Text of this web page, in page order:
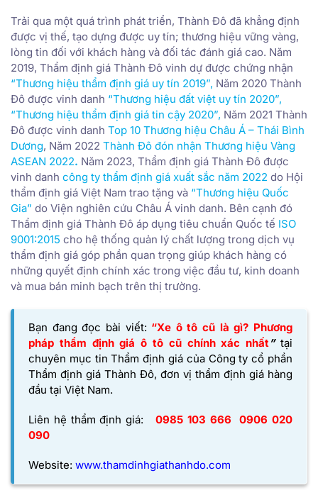
Trải qua một quá trình phát triển, Thành Đô đã khẳng định
được vị thế, tạo dựng được uy tín; thương hiệu vững vàng,
lòng tin đối với khách hàng và đối tác đánh giá cao. Năm
2019, Thẩm định giá Thành Đô vinh dự được chứng nhận
“Thương hiệu thẩm định giá uy tín 2019”, Năm 2020 Thành
Đô được vinh danh “Thương hiệu đất việt uy tín 2020”,
“Thương hiệu thẩm định giá tin cậy 2020”, Năm 2021 Thành
Đô được vinh danh Top 10 Thương hiệu Châu Á – Thái Bình
Dương, Năm 2022 Thành Đô đón nhận Thương hiệu Vàng
ASEAN 2022. Năm 2023, Thẩm định giá Thành Đô được
vinh danh công ty thẩm định giá xuất sắc năm 2022 do Hội
thẩm định giá Việt Nam trao tặng và “Thương hiệu Quốc
Gia” do Viện nghiên cứu Châu Á vinh danh. Bên cạnh đó
Thẩm định giá Thành Đô áp dụng tiêu chuẩn Quốc tế ISO
9001:2015 cho hệ thống quản lý chất lượng trong dịch vụ
thẩm định giá góp phần quan trọng giúp khách hàng có
những quyết định chính xác trong việc đầu tư, kinh doanh
và mua bán minh bạch trên thị trường.
Bạn đang đọc bài viết: “Xe ô tô cũ là gì? Phương
pháp thẩm định giá ô tô cũ chính xác nhất” tại
chuyên mục tin Thẩm định giá của Công ty cổ phần
Thẩm định giá Thành Đô, đơn vị thẩm định giá hàng
đầu tại Việt Nam.
Liên hệ thẩm định giá: 0985 103 666
0906 020
090
Website: www.thamdinhgiathanhdo.com